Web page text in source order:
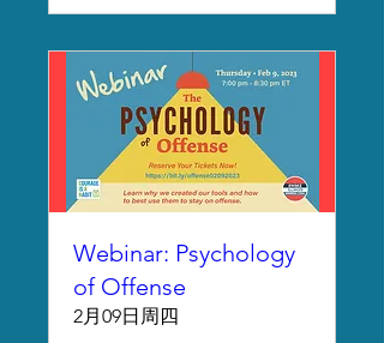
Webinar: Psychology
of Offense
2月09日周四